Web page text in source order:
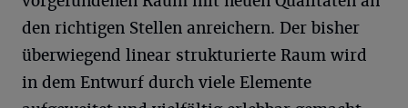
den richtigen Stellen anreichern. Der bisher
überwiegend linear strukturierte Raum wird
in dem Entwurf durch viele Elemente